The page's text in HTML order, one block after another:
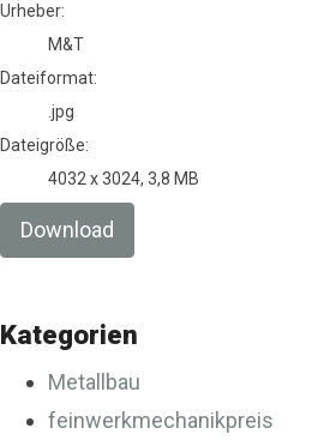
Urheber:
M&T
Dateiformat:
.jpg
Dateigröße:
4032 x 3024, 3,8 MB
Download
Kategorien
Metallbau
feinwerkmechanikpreis